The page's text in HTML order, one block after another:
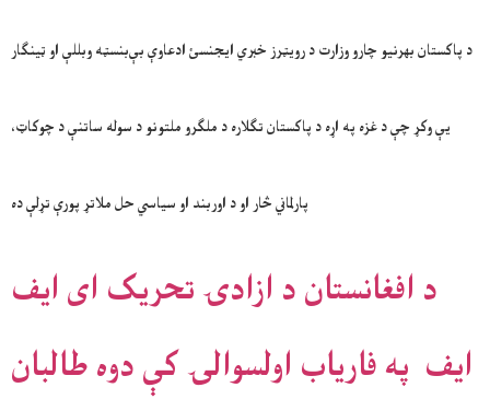
د پاکستان بهرنیو چارو وزارت د رویټرز خبري ایجنسئ ادعاوې بې‌بنسټه وبللې او ټینګار
یې وکړ چې د غزه په اړه د پاکستان تګلاره د ملګرو ملتونو د سوله ساتنې د چوکاټ،
پارلماني څار او د اوربند او سیاسي حل ملاتړ پورې تړلې ده
د افغانستان د ازادۍ تحريک ای ایف
ایف په فاریاب اولسوالۍ کې دوه طالبان